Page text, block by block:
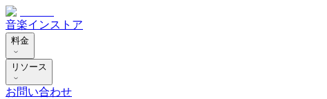
音楽インストア
料金
リソース
お問い合わせ